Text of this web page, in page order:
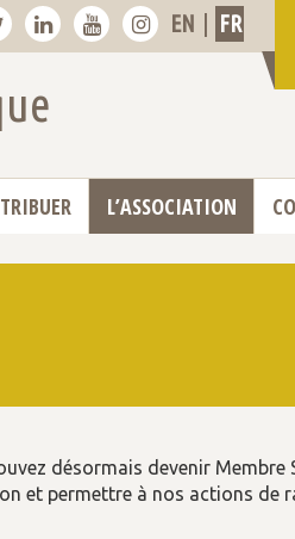
EN FR
L’ASSOCIATION
désormais devenir Membre
et permettre à nos actions de